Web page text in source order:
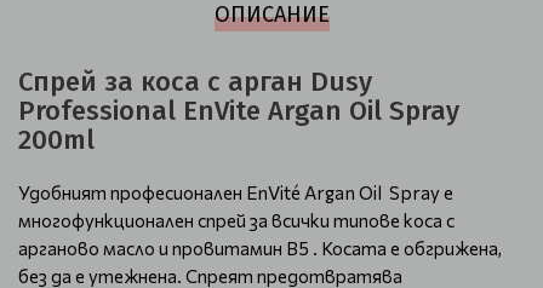
ОПИСАНИЕ
Спрей за коса с арган Dusy
Professional EnVite Argan Oil Spray
200ml
Удобният професионален EnVité Argan Oil Spray е
многофункционален спрей за всички типове коса с
арганово масло и провитамин B5 . Косата е обгрижена,
без да е утежнена. Спреят предотвратява